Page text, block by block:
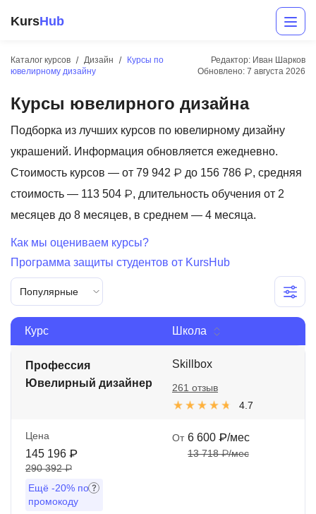
KursHub
Каталог курсов Дизайн
Курсы по
ювелирному дизайну
Редактор: Иван Шарков
Обновлено: 7 августа 2026
Курсы ювелирного дизайна
Подборка из лучших курсов по ювелирному дизайну
украшений. Информация обновляется ежедневно.
Стоимость курсов — от 79 942 ₽ до 156 786 ₽, средняя
стоимость — 113 504 ₽, длительность обучения от 2
месяцев до 8 месяцев, в среднем — 4 месяца.
Как мы оцениваем курсы?
Программа защиты студентов от KursHub
Популярные
Курс Школа
Профессия
Ювелирный дизайнер
Skillbox
4.7
261 отзыв
Цена
145 196 ₽
290 392 ₽
Ещё -20% по
промокоду
От 6 600 ₽/мес
13 718 ₽/мес
Разработка
Маркетинг
Дизайн
Аналитика
Менеджмент
Иностранные языки
Soft Skills
ДПО
Акции и промокоды
Рейтинг онлайн-школ